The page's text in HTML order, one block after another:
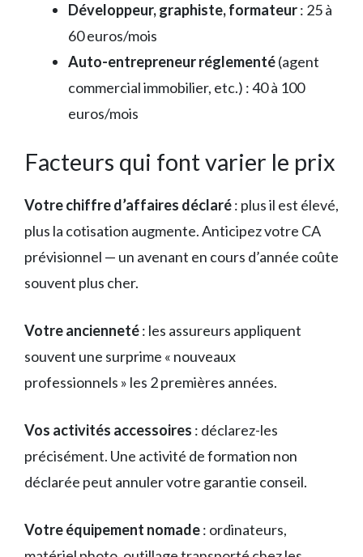
Développeur, graphiste, formateur: 25 à
60 euros/mois
Auto-entrepreneur réglementé(agent
commercial immobilier, etc.) : 40 à 100
euros/mois
Facteurs qui font varier le prix
Votre chiffre d’affaires déclaré: plus il est élevé,
plus la cotisation augmente. Anticipez votre CA
prévisionnel — un avenant en cours d’année coûte
souvent plus cher.
Votre ancienneté: les assureurs appliquent
souvent une surprime « nouveaux
professionnels » les 2 premières années.
Vos activités accessoires : déclarez-les
précisément. Une activité de formation non
déclarée peut annuler votre garantie conseil.
Votre équipement nomade: ordinateurs,